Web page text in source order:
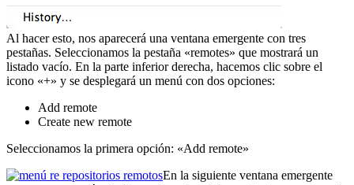
Al hacer esto, nos aparecerá una ventana emergente con tres
pestañas. Seleccionamos la pestaña «remotes» que mostrará un
listado vacío. En la parte inferior derecha, hacemos clic sobre el
icono «+» y se desplegará un menú con dos opciones:
Add remote
Create new remote
Seleccionamos la primera opción: «Add remote»
En la siguiente ventana emergente